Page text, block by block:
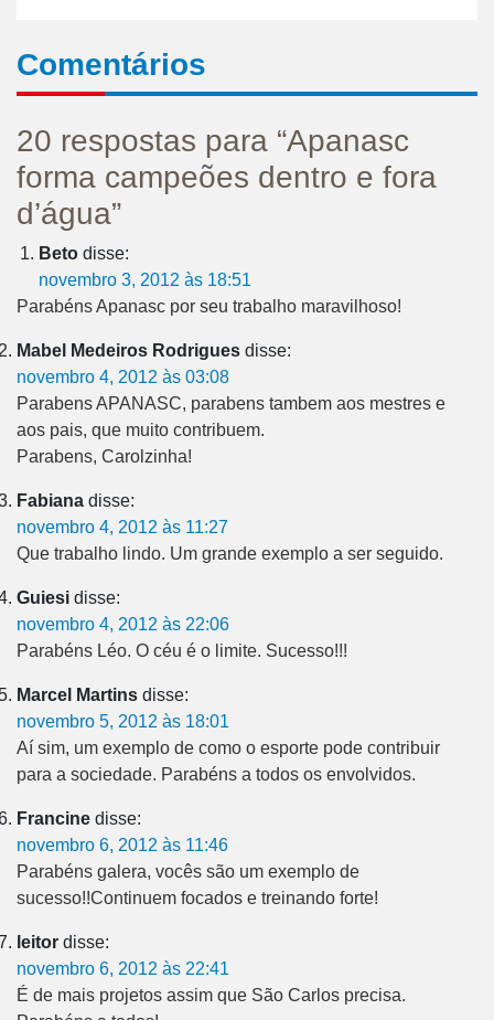
Comentários
20 respostas para “Apanasc
forma campeões dentro e fora
d’água”
Beto disse:
novembro 3, 2012 às 18:51
Parabéns Apanasc por seu trabalho maravilhoso!
Mabel Medeiros Rodrigues disse:
novembro 4, 2012 às 03:08
Parabens APANASC, parabens tambem aos mestres e
aos pais, que muito contribuem.
Parabens, Carolzinha!
Fabiana disse:
novembro 4, 2012 às 11:27
Que trabalho lindo. Um grande exemplo a ser seguido.
Guiesi disse:
novembro 4, 2012 às 22:06
Parabéns Léo. O céu é o limite. Sucesso!!!
Marcel Martins disse:
novembro 5, 2012 às 18:01
Aí sim, um exemplo de como o esporte pode contribuir
para a sociedade. Parabéns a todos os envolvidos.
Francine disse:
novembro 6, 2012 às 11:46
Parabéns galera, vocês são um exemplo de
sucesso!!Continuem focados e treinando forte!
leitor disse:
novembro 6, 2012 às 22:41
É de mais projetos assim que São Carlos precisa.